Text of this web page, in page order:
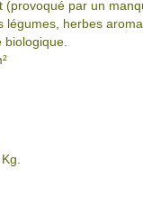
par un
légumes, herbes